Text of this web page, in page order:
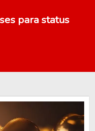
para status